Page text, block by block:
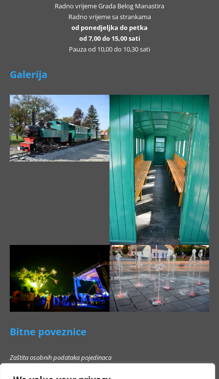
Radno vrijeme Grada Belog Manastira
Radno vrijeme sa strankama
od ponedjeljka do petka
od 7,00 do 15,00 sati
Pauza od 10,00 do 10,30 sati
Galerija
Bitne poveznice
Zaštita osobnih podataka pojedinaca